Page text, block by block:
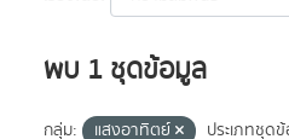
พบ 1 ชุดข้อมูล
กลุ่ม: แสงอาทิตย์ ประเภทชุด